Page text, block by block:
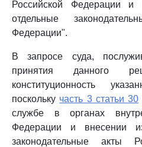
Российской Федерации и
отдельные
Федерации".
В запросе суда,
принятия данного
конституционность
поскольку часть 3 статьи 30
службе в органах
Федерации и внесении
законодательные акты